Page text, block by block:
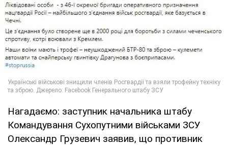
Нагадаємо: заступник начальника штабу
Командування Сухопутними військами ЗСУ
Олександр Грузевич заявив, що противник